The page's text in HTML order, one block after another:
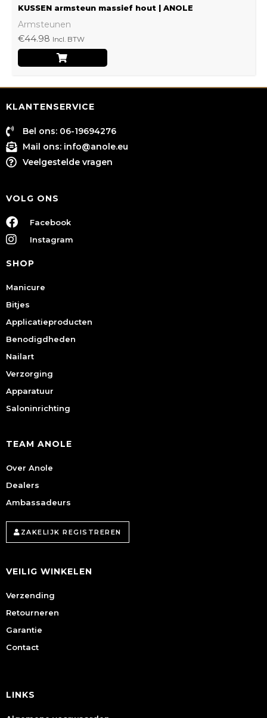
KUSSEN armsteun massief hout | ANOLE
Armsteunen
€44.98 Incl. BTW
KLANTENSERVICE
Bel ons: 06-19694276
Mail ons: info@anole.eu
Veelgestelde vragen
VOLG ONS
Facebook
Instagram
SHOP
Manicure
Bitjes
Applicatieproducten
Benodigdheden
Nailart
Verzorging
Apparatuur
Saloninrichting
TEAM ANOLE
Over Anole
Dealers
Ambassadeurs
ZAKELIJK REGISTREREN
VEILIG WINKELEN
Verzending
Retourneren
Garantie
Contact
LINKS